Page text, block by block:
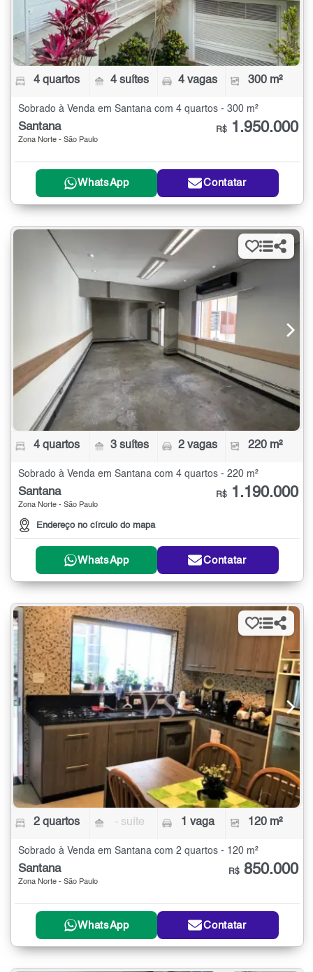
4 quartos 4 suítes 4 vagas 300 m²
Sobrado à Venda em Santana com 4 quartos - 300 m²
Santana
Zona Norte - São Paulo
R$ 1.950.000
WhatsApp Contatar
4 quartos 3 suítes 2 vagas 220 m²
Sobrado à Venda em Santana com 4 quartos - 220 m²
Santana
Zona Norte - São Paulo
Endereço no círculo do mapa
R$ 1.190.000
WhatsApp Contatar
2 quartos - suíte 1 vaga 120 m²
Sobrado à Venda em Santana com 2 quartos - 120 m²
Santana
Zona Norte - São Paulo
R$ 850.000
WhatsApp Contatar